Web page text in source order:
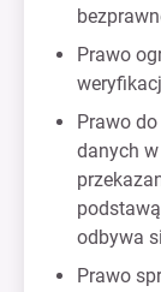
Prawo
Prawo
danych
odbywa
Prawo